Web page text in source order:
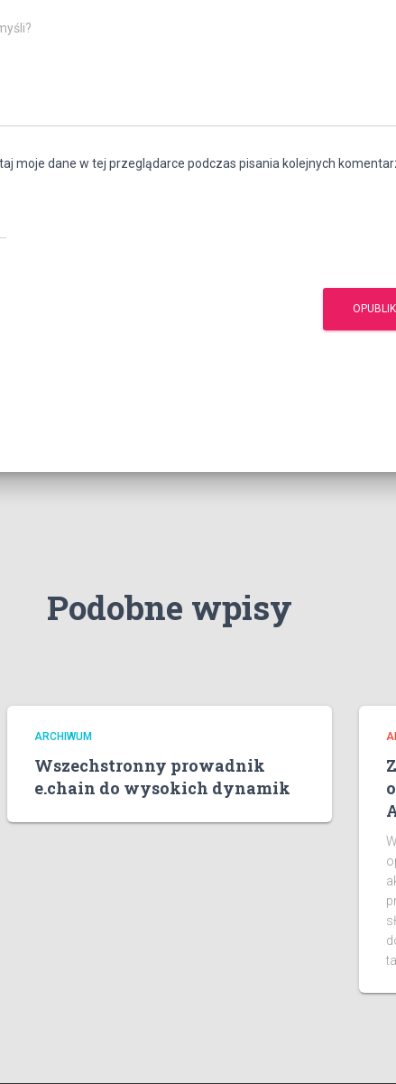
moje dane w tej przeglądarce podczas pisania kolejnych
Podobne wpisy
ARCHIWUM
Wszechstronny prowadnik
e.chain do wysokich dynamik